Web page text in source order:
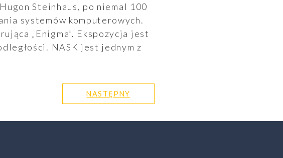
Steinhaus, po niemal 100
systemów komputerowych.
„Enigma”. Ekspozycja jest
NASK jest jednym z
NASTĘPNY